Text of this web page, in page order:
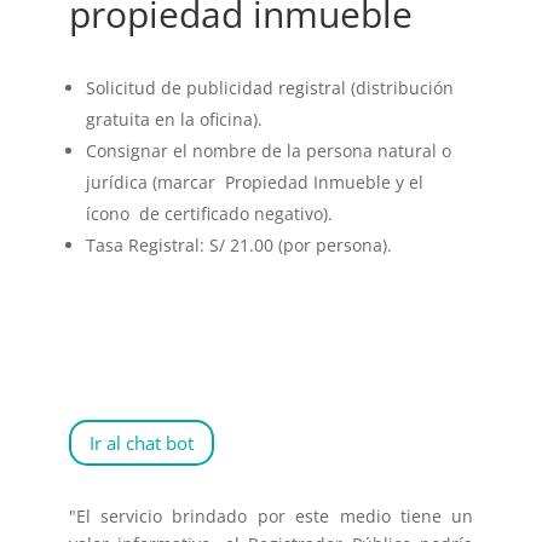
propiedad inmueble
Solicitud de publicidad registral (distribución
gratuita en la oficina).
Consignar el nombre de la persona natural o
jurídica (marcar Propiedad Inmueble y el
ícono de certificado negativo).
Tasa Registral: S/ 21.00 (por persona).
Ir al chat bot
"El servicio brindado por este medio tiene un